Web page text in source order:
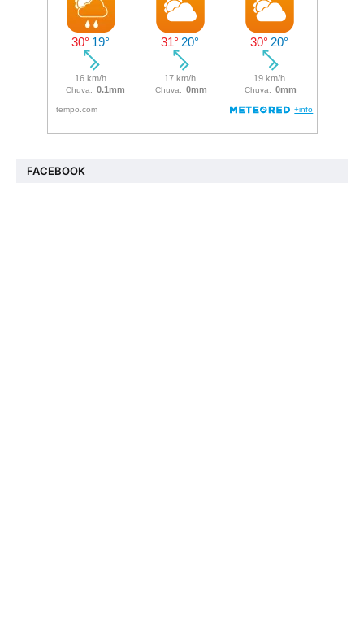
FACEBOOK